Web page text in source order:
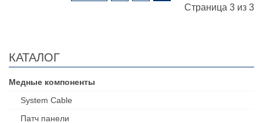
Страница 3 из 3
КАТАЛОГ
Медные компоненты
System Cable
Патч панели